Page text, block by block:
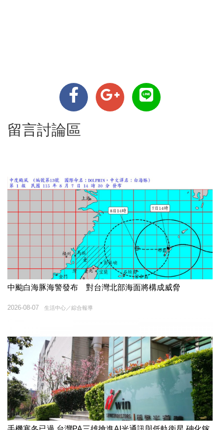
留言討論區
中颱白海豚海警發布 對台灣北部海面將構成威脅
生活中心／綜合報導
2026-08-07